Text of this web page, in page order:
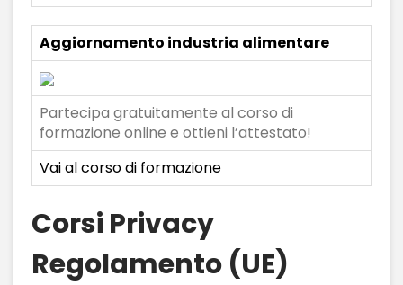
Aggiornamento industria alimentare
Partecipa gratuitamente al corso di
formazione online e ottieni l’attestato!
Vai al corso di formazione
Corsi Privacy
Regolamento (UE)